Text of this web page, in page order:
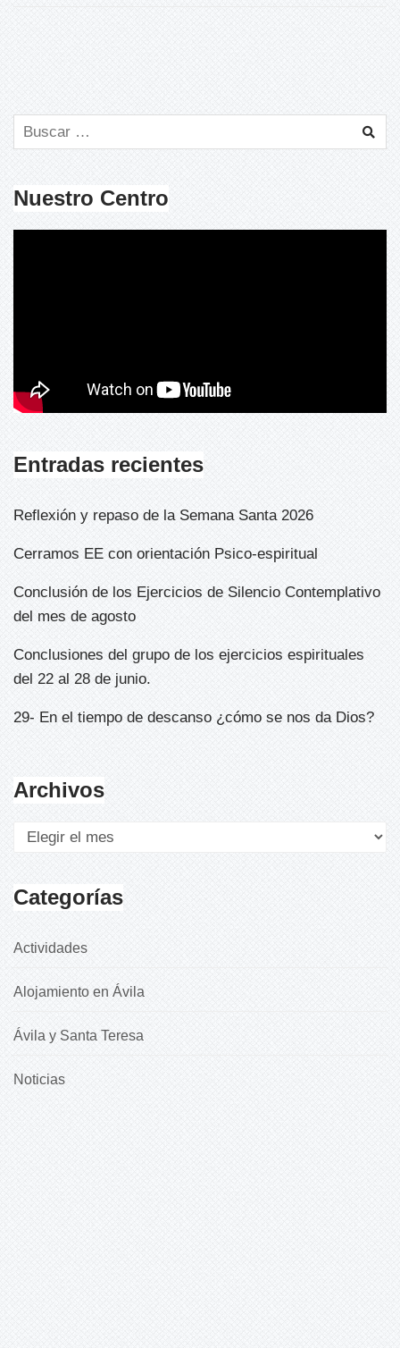
Nuestro Centro
Entradas recientes
Reflexión y repaso de la Semana Santa 2026
Cerramos EE con orientación Psico-espiritual
Conclusión de los Ejercicios de Silencio Contemplativo
del mes de agosto
Conclusiones del grupo de los ejercicios espirituales
del 22 al 28 de junio.
29- En el tiempo de descanso ¿cómo se nos da Dios?
Archivos
Categorías
Actividades
Alojamiento en Ávila
Ávila y Santa Teresa
Noticias